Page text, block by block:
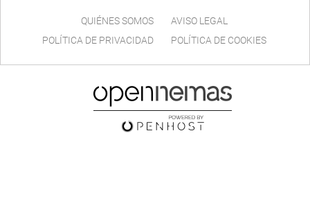
QUIÉNES SOMOS
AVISO LEGAL
POLÍTICA DE PRIVACIDAD
POLÍTICA DE COOKIES